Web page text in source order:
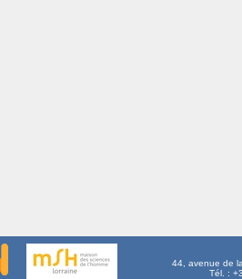
44, avenue de
Tél. :